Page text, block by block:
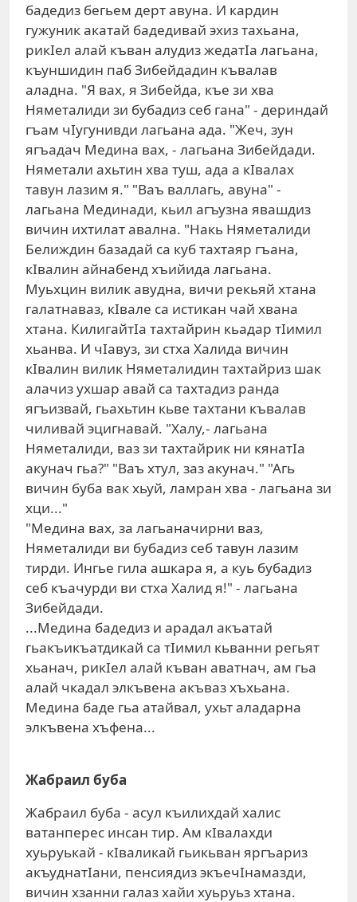
бадедиз бегьем дерт авуна. И кардин
гужуник акатай бадедивай эхиз тахьана,
рикIел алай къван алудиз жедатIа лагьана,
къуншидин паб Зибейдадин къвалав
аладна. "Я вах, я Зибейда, къе зи хва
Няметалиди зи бубадиз себ гана" - дериндай
гъам чIугунивди лагьана ада. "Жеч, зун
ягъадач Медина вах, - лагьана Зибейдади.
Няметали ахьтин хва туш, ада а кIвалах
тавун лазим я." "Ваъ валлагь, авуна" -
лагьана Мединади, кьил агъузна явашдиз
вичин ихтилат авална. "Накь Няметалиди
Белиждин базадай са куб тахтаяр гъана,
кIвалин айнабенд хъийида лагьана.
Муьхцин вилик авудна, вичи рекьяй хтана
галатнаваз, кIвале са истикан чай хвана
хтана. КилигайтIа тахтайрин кьадар тIимил
хьанва. И чIавуз, зи стха Халида вичин
кIвалин вилик Няметалидин тахтайриз шак
алачиз ухшар авай са тахтадиз ранда
ягъизвай, гьахьтин кьве тахтани къвалав
чиливай эцигнавай. "Халу,- лагьана
Няметалиди, ваз зи тахтайрик ни кянатIа
акунач гьа?" "Ваъ хтул, заз акунач." "Агь
вичин буба вак хьуй, ламран хва - лагьана зи
хци..."
"Медина вах, за лагьаначирни ваз,
Няметалиди ви бубадиз себ тавун лазим
тирди. Ингье гила ашкара я, а куь бубадиз
себ къачурди ви стха Халид я!" - лагьана
Зибейдади.
...Медина бадедиз и арадал акъатай
гьакъикъатдикай са тIимил кьванни регьят
хьанач, рикIел алай къван аватнач, ам гьа
алай чкадал элкъвена акъваз хъхьана.
Медина баде гьа атайвал, ухьт аладарна
элкъвена хъфена...
Жабраил буба
Жабраил буба - асул къилихдай халис
ватанперес инсан тир. Ам кIвалахди
хуьруькай - кIваликай гьикьван яргъариз
акъуднатIани, пенсиядиз экъечIнамазди,
вичин хзанни галаз хайи хуьруьз хтана.